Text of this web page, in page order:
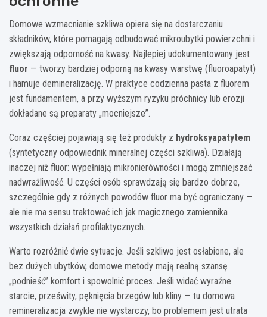
Domowe wzmacnianie szkliwa opiera się na dostarczaniu
składników, które pomagają odbudować mikroubytki powierzchni i
zwiększają odporność na kwasy. Najlepiej udokumentowany jest
fluor — tworzy bardziej odporną na kwasy warstwę (fluoroapatyt)
i hamuje demineralizację. W praktyce codzienna pasta z fluorem
jest fundamentem, a przy wyższym ryzyku próchnicy lub erozji
dokładane są preparaty „mocniejsze”.
Coraz częściej pojawiają się też produkty z hydroksyapatytem
(syntetyczny odpowiednik mineralnej części szkliwa). Działają
inaczej niż fluor: wypełniają mikronierówności i mogą zmniejszać
nadwrażliwość. U części osób sprawdzają się bardzo dobrze,
szczególnie gdy z różnych powodów fluor ma być ograniczany —
ale nie ma sensu traktować ich jak magicznego zamiennika
wszystkich działań profilaktycznych.
Warto rozróżnić dwie sytuacje. Jeśli szkliwo jest osłabione, ale
bez dużych ubytków, domowe metody mają realną szansę
„podnieść” komfort i spowolnić proces. Jeśli widać wyraźne
starcie, prześwity, pęknięcia brzegów lub kliny — tu domowa
remineralizacja zwykle nie wystarczy, bo problemem jest utrata